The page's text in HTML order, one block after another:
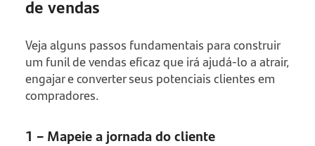
de vendas
Veja alguns passos fundamentais para construir
um funil de vendas eficaz que irá ajudá-lo a atrair,
engajar e converter seus potenciais clientes em
compradores.
1 – Mapeie a jornada do cliente